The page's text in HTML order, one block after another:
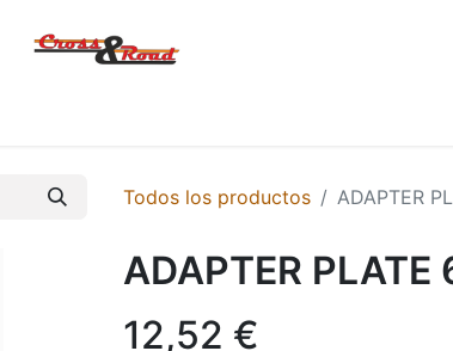
Todos los productos ADAPTER
ADAPTER PLATE
12,52 €